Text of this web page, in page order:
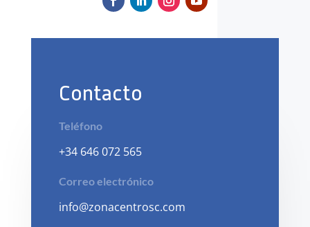
Contacto
Teléfono
+34 646 072 565
Correo electrónico
info@zonacentrosc.com